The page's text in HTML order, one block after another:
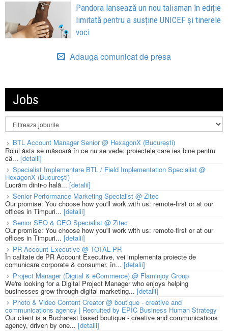
Pandora lansează un nou talisman în ediție
limitată pentru a susține UNICEF și tinerele
voci
Adauga comunicat de presa
Jobs
BTL Account Manager Senior @ HexagonX (București)
Rolul ăsta se măsoară în ce nu se vede: proiectele care ies bine pentru
că... [detalii]
Specialist Implementare BTL / Field Implementation Specialist @
HexagonX (București)
Lucrăm dintr-o hală...[detalii]
Senior Performance Marketing Specialist @ Zitec
Our promise: You choose how you'll work with us: remote-first or at our
offices in Timpuri... [detalii]
Senior SEO & GEO Specialist @ Zitec
Our promise: You choose how you'll work with us: remote-first or at our
offices in Timpuri... [detalii]
PR Account Executive @ TOTAL PR
În calitate de PR Account Executive, vei implementa proiecte de
comunicare corporate & consumer, în... [detalii]
Project Manager (Digital & eCommerce) @ Flaminjoy Group
We're looking for a Digital Project Manager who enjoys helping
businesses grow through digital marketing... [detalii]
Photo & Video Content Creator @ boutique - creative and
communications agency | Recruited by EPIC Business Human Strategy
Our client is a Bucharest based boutique - creative and communications
agency, driven by one... [detalii]